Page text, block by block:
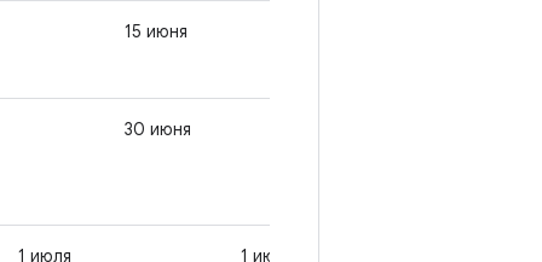
15 июня
30 июня
1 июля 1 июля